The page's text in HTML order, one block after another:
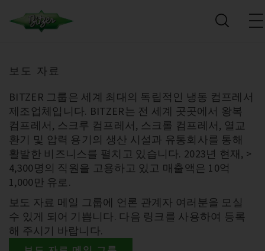
보도 자료
BITZER 그룹은 세계 최대의 독립적인 냉동 컴프레서
제조업체입니다. BITZER는 전 세계 곳곳에서 왕복
컴프레서, 스크루 컴프레서, 스크롤 컴프레서, 열교
환기 및 압력 용기의 생산 시설과 유통회사를 통해
활발한 비즈니스를 펼치고 있습니다. 2023년 현재, >
4,300명의 직원을 고용하고 있고 매출액은 10억
1,000만 유로.
보도 자료 메일 그룹에 언론 관계자 여러분을 모실
수 있게 되어 기쁩니다. 다음 링크를 사용하여 등록
해 주시기 바랍니다.